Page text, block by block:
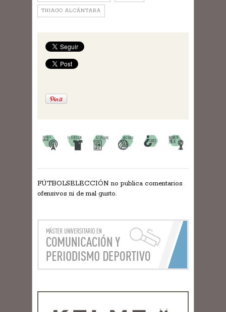
THIAGO ALCÁNTARA
FÚTBOLSELECCIÓN no publica comentarios
ofensivos ni de mal gusto.